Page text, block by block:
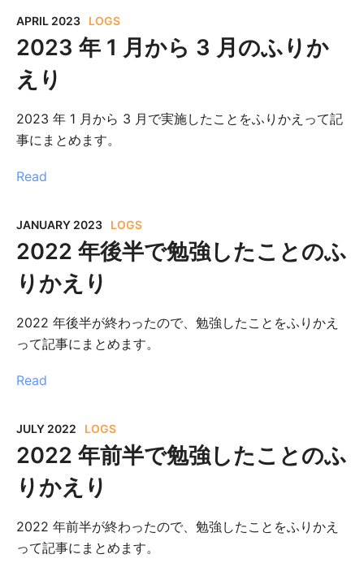
APRIL 2023 LOGS
2023 年 1 月から 3 月のふりか
えり
2023 年 1 月から 3 月で実施したことをふりかえって記
事にまとめます。
Read
JANUARY 2023 LOGS
2022 年後半で勉強したことのふ
りかえり
2022 年後半が終わったので、勉強したことをふりかえ
って記事にまとめます。
Read
JULY 2022 LOGS
2022 年前半で勉強したことのふ
りかえり
2022 年前半が終わったので、勉強したことをふりかえ
って記事にまとめます。